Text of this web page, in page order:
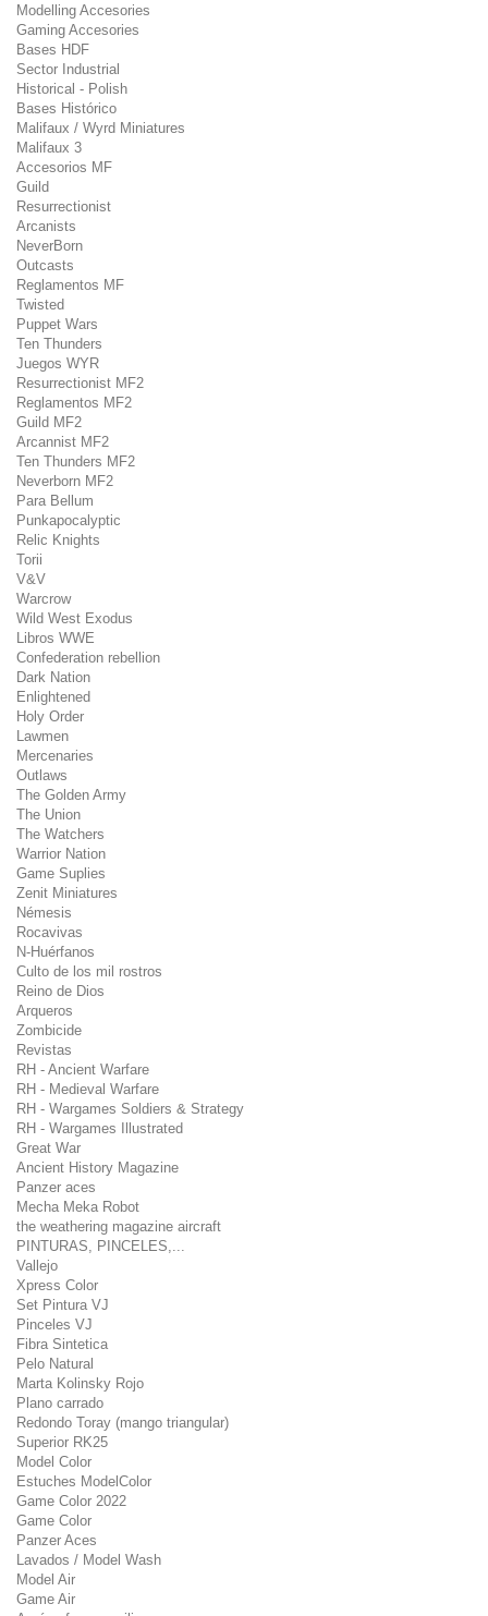
Modelling Accesories
Gaming Accesories
Bases HDF
Sector Industrial
Historical - Polish
Bases Histórico
Malifaux / Wyrd Miniatures
Malifaux 3
Accesorios MF
Guild
Resurrectionist
Arcanists
NeverBorn
Outcasts
Reglamentos MF
Twisted
Puppet Wars
Ten Thunders
Juegos WYR
Resurrectionist MF2
Reglamentos MF2
Guild MF2
Arcannist MF2
Ten Thunders MF2
Neverborn MF2
Para Bellum
Punkapocalyptic
Relic Knights
Torii
V&V
Warcrow
Wild West Exodus
Libros WWE
Confederation rebellion
Dark Nation
Enlightened
Holy Order
Lawmen
Mercenaries
Outlaws
The Golden Army
The Union
The Watchers
Warrior Nation
Game Suplies
Zenit Miniatures
Némesis
Rocavivas
N-Huérfanos
Culto de los mil rostros
Reino de Dios
Arqueros
Zombicide
Revistas
RH - Ancient Warfare
RH - Medieval Warfare
RH - Wargames Soldiers & Strategy
RH - Wargames Illustrated
Great War
Ancient History Magazine
Panzer aces
Mecha Meka Robot
the weathering magazine aircraft
PINTURAS, PINCELES,...
Vallejo
Xpress Color
Set Pintura VJ
Pinceles VJ
Fibra Sintetica
Pelo Natural
Marta Kolinsky Rojo
Plano carrado
Redondo Toray (mango triangular)
Superior RK25
Model Color
Estuches ModelColor
Game Color 2022
Game Color
Panzer Aces
Lavados / Model Wash
Model Air
Game Air